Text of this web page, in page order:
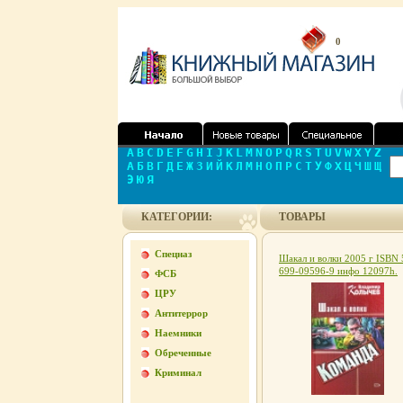
0
A B C D E F G H I J K L M N O P Q R S T U V W X Y Z
А Б В Г Д Е Ж З И Й К Л М Н О П Р С Т У Ф Х Ц Ч Ш Щ
Э Ю Я
КАТЕГОРИИ:
Спецназ
ФСБ
ЦРУ
Антитеррор
Наемники
Обреченные
Криминал
ТОВАРЫ
Шакал и волки 2005 г ISBN
699-09596-9 инфо 12097h.